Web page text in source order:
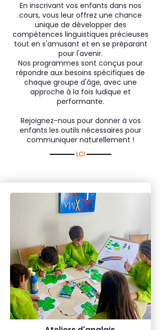
En inscrivant vos enfants dans nos
cours, vous leur offrez une chance
unique de développer des
compétences linguistiques précieuses
tout en s'amusant et en se préparant
pour l'avenir.
Nos programmes sont conçus pour
répondre aux besoins spécifiques de
chaque groupe d'âge, avec une
approche à la fois ludique et
performante.
Rejoignez-nous pour donner à vos
enfants les outils nécessaires pour
communiquer naturellement !
━━━━━━━LCI━━━━━━━